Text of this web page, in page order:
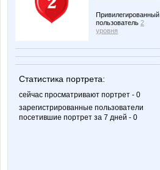
Привилегированный
пользователь 2
уровня
Статистика портрета:
сейчас просматривают портрет - 0
зарегистрированные пользователи
посетившие портрет за 7 дней - 0